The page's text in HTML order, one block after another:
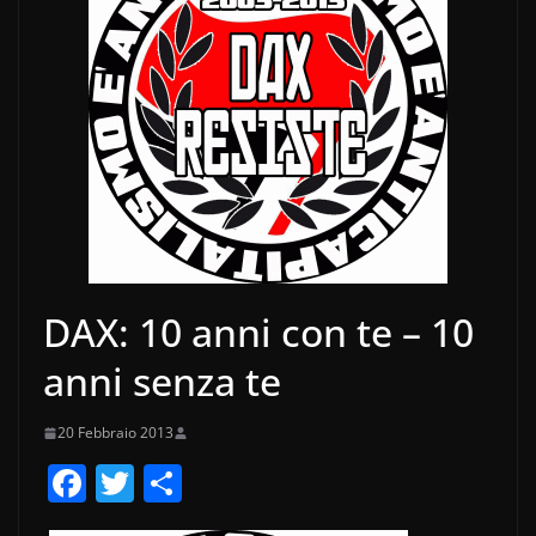
DAX: 10 anni con te – 10
anni senza te
20 Febbraio 2013
F
a
T
w o